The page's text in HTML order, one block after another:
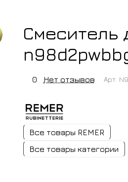
Смеситель
0 Нет отзывов Арт.
Все товары REMER
Все товары категории